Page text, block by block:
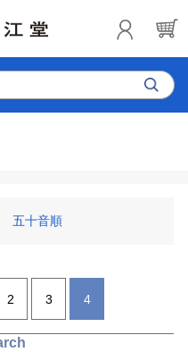
五十音順
2 3 4